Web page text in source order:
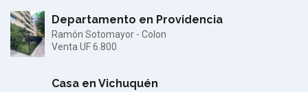
Departamento en Providencia
Ramón Sotomayor - Colon
VentaUF 6.800
Casa en Vichuquén